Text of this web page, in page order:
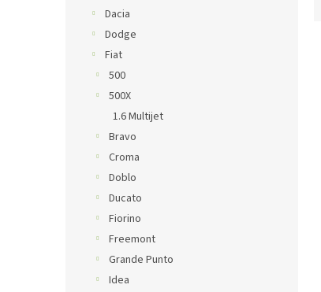
Dacia
Dodge
Fiat
500
500X
1.6 Multijet
Bravo
Croma
Doblo
Ducato
Fiorino
Freemont
Grande Punto
Idea